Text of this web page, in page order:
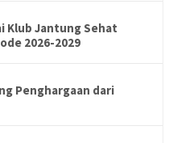
Klub Jantung Sehat
2026-2029
Penghargaan dari